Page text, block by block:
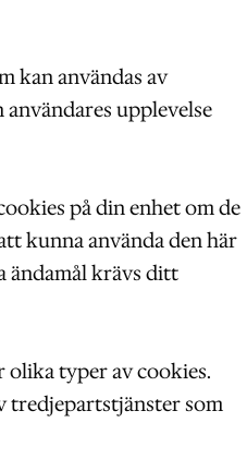
kan användas av
upplevelse
på din enhet om de
kunna använda den här
ändamål krävs ditt
olika typer av cookies.
tredjepartstjänster som